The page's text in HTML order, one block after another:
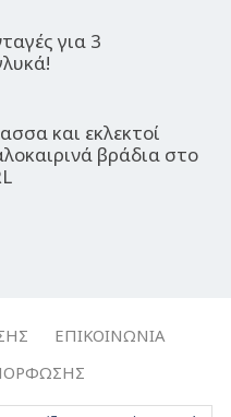
για 3
και εκλεκτοί
βράδια στο
ΕΠΙΚΟΙΝΩΝΊΑ